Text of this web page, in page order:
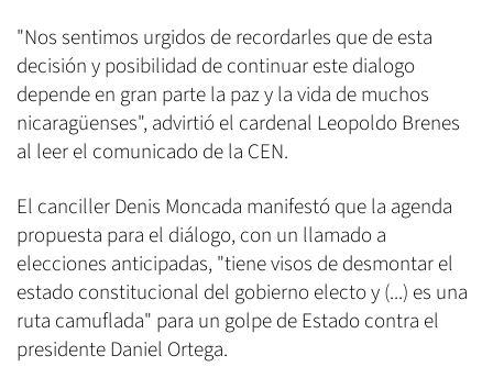
"Nos sentimos urgidos de recordarles que de esta
decisión y posibilidad de continuar este dialogo
depende en gran parte la paz y la vida de muchos
nicaragüenses", advirtió el cardenal Leopoldo Brenes
al leer el comunicado de la CEN.
El canciller Denis Moncada manifestó que la agenda
propuesta para el diálogo, con un llamado a
elecciones anticipadas, "tiene visos de desmontar el
estado constitucional del gobierno electo y (...) es una
ruta camuflada" para un golpe de Estado contra el
presidente Daniel Ortega.